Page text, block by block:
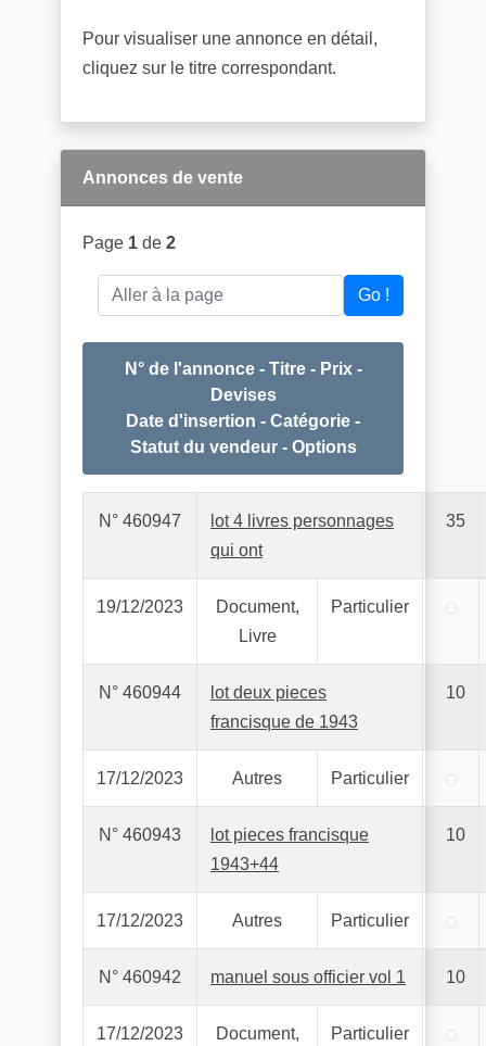
Pour visualiser une annonce en détail,
cliquez sur le titre correspondant.
Annonces de vente
Page 1 de 2
Aller à la page Go !
N° de l'annonce - Titre - Prix -
Devises
Date d'insertion - Catégorie -
Statut du vendeur - Options
N° 460947
lot 4 livres personnages
qui ont
35
19/12/2023
Document,
Livre
Particulier
N° 460944
lot deux pieces
francisque de 1943
10
17/12/2023 Autres Particulier
N° 460943
lot pieces francisque
1943+44
10
17/12/2023 Autres Particulier
N° 460942 manuel sous officier vol 1 10
17/12/2023
Document,
Particulier